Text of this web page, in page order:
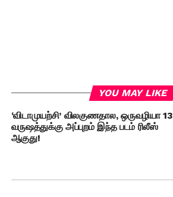
YOU MAY LIKE
‘விடாமுயற்சி’ விலகுணதால, ஒருவழியா 13
வருஷத்துக்கு அப்புறம் இந்த படம் ரிலீஸ்
ஆகுது!